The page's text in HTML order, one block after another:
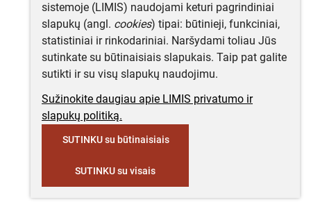
sistemoje (LIMIS) naudojami keturi pagrindiniai
slapukų (angl. cookies) tipai: būtinieji, funkciniai,
statistiniai ir rinkodariniai. Naršydami toliau Jūs
sutinkate su būtinaisiais slapukais. Taip pat galite
sutikti ir su visų slapukų naudojimu.
Sužinokite daugiau apie LIMIS privatumo ir
slapukų politiką.
SUTINKU su būtinaisiais
SUTINKU su visais